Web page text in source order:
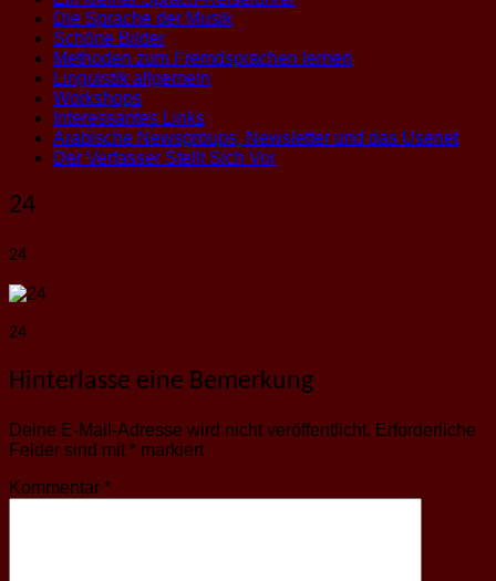
Die Sprache der Musik
Schöne Bilder
Methoden zum Fremdsprachen lernen
Linguistik allgemein
Workshops
Interessantes Links
Arabische Newsgroups, Newsletter und das Usenet
Der Verfasser Stellt Sich Vor
24
24
24
Hinterlasse eine Bemerkung
Deine E-Mail-Adresse wird nicht veröffentlicht. Erforderliche
Felder sind mit * markiert
Kommentar *